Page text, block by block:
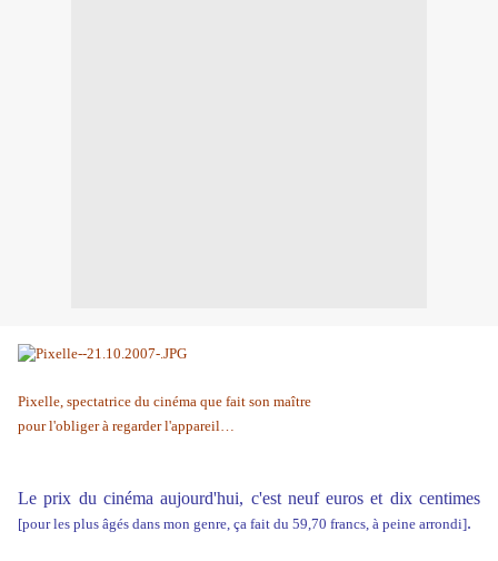
Pixelle, spectatrice du cinéma que fait son maître
pour l'obliger à regarder l'appareil…
Le prix du cinéma aujourd'hui, c'est neuf euros et dix centimes
[pour les plus âgés dans mon genre, ça fait du 59,70 francs, à peine arrondi].